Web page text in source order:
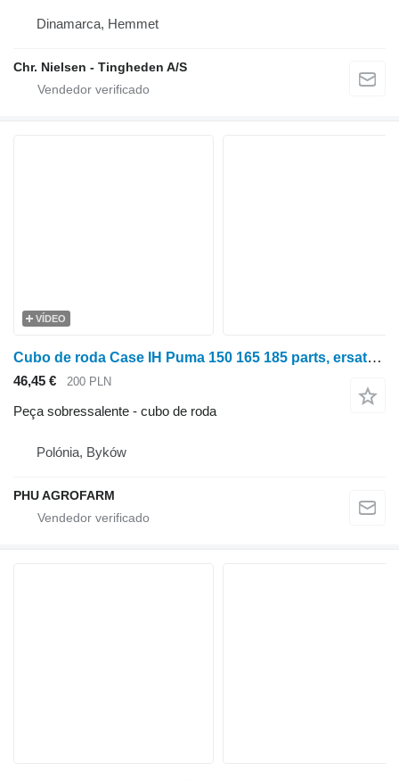
Dinamarca, Hemmet
Chr. Nielsen - Tingheden A/S
VÍDEO
Cubo de roda Case IH Puma 150 165 185 parts, ersatzteile, pieces para trator de rodas Case Puma 150 165 185
46,45 € 200 PLN
Peça sobressalente - cubo de roda
Polónia, Byków
PHU AGROFARM